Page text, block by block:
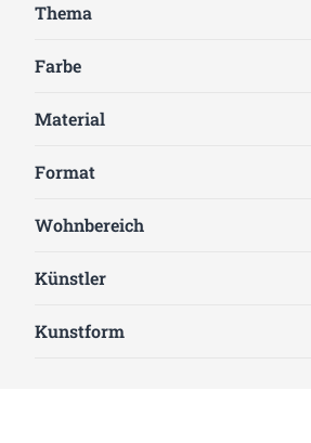
Thema
Farbe
Material
Format
Wohnbereich
Künstler
Kunstform